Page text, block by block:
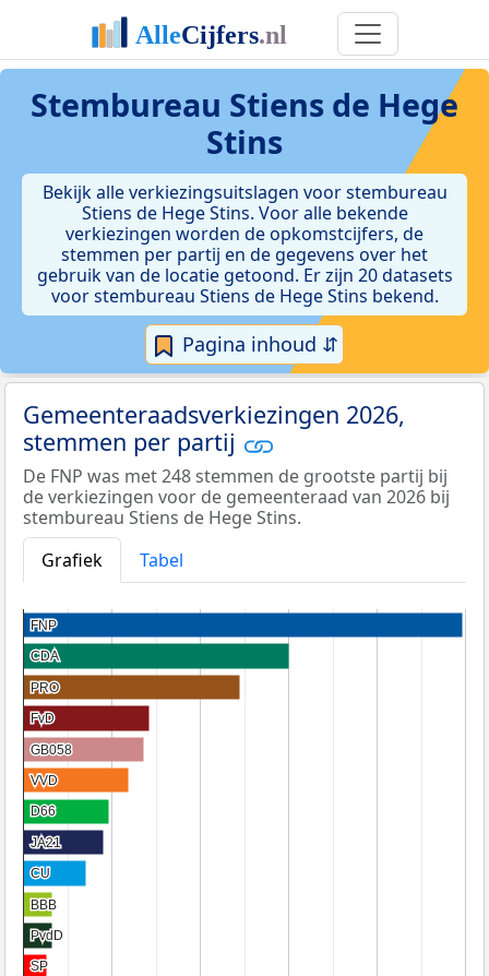
Stembureau Stiens de Hege
Stins
Bekijk alle verkiezingsuitslagen voor stembureau
Stiens de Hege Stins. Voor alle bekende
verkiezingen worden de opkomstcijfers, de
stemmen per partij en de gegevens over het
gebruik van de locatie getoond. Er zijn 20 datasets
voor stembureau Stiens de Hege Stins bekend.
Pagina inhoud ⇵
Gemeenteraadsverkiezingen 2026,
stemmen per partij
De FNP was met 248 stemmen de grootste partij bij
de verkiezingen voor de gemeenteraad van 2026 bij
stembureau Stiens de Hege Stins.
Grafiek
Tabel
FNP
FNP
CDA
CDA
PRO
PRO
FvD
FvD
GB058
GB058
VVD
VVD
D66
D66
JA21
JA21
CU
CU
BBB
BBB
PvdD
PvdD
SP
SP